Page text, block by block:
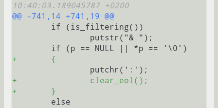
10:40:03.189045787 +0200
@@ -741,14 +741,19 @@
+	{
+		clear_eol();
+	}